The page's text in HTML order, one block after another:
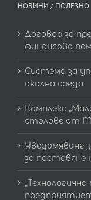
НОВИНИ / ПОЛЕЗНО
Договор за
финансова
Система за
околна среда
Комплекс
столове от
Уведомяване
за поставяне